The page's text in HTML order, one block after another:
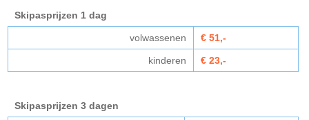
Skipasprijzen 1 dag
volwassenen € 51,-
kinderen € 23,-
Skipasprijzen 3 dagen